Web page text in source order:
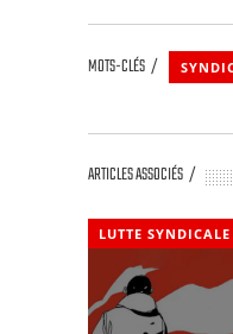
MOTS-CLÉS
ARTICLES ASSOCIÉS
LUTTE SYNDICALE